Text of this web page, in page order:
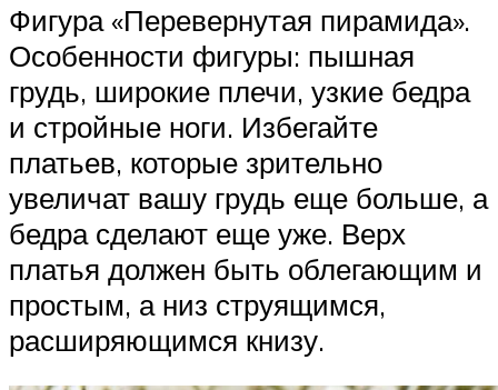
Фигура «Перевернутая пирамида».
Особенности фигуры: пышная
грудь, широкие плечи, узкие бедра
и стройные ноги. Избегайте
платьев, которые зрительно
увеличат вашу грудь еще больше, а
бедра сделают еще уже. Верх
платья должен быть облегающим и
простым, а низ струящимся,
расширяющимся книзу.